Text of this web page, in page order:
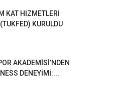
KAT HİZMETLERİ
KURULDU
AKADEMİSİ’NDEN
DENEYİMİ:...